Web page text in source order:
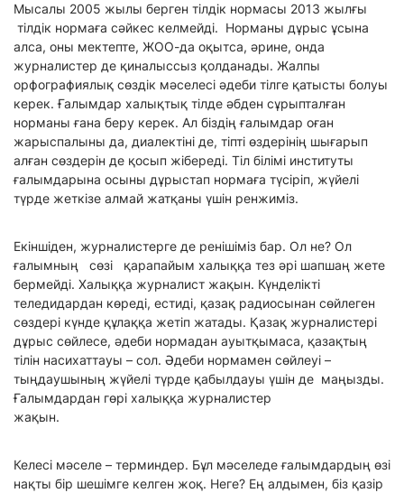
Мысалы 2005 жылы берген тілдік нормасы 2013 жылғы
тілдік нормаға сәйкес келмейді. Норманы дұрыс ұсына
алса, оны мектепте, ЖОО-да оқытса, әрине, онда
журналистер де қиналыссыз қолданады. Жалпы
орфографиялық сөздік мәселесі әдеби тілге қатысты болуы
керек. Ғалымдар халықтық тілде әбден сұрыпталған
норманы ғана беру керек. Ал біздің ғалымдар оған
жарыспалыны да, диалектіні де, тіпті өздерінің шығарып
алған сөздерін де қосып жібереді. Тіл білімі институты
ғалымдарына осыны дұрыстап нормаға түсіріп, жүйелі
түрде жеткізе алмай жатқаны үшін ренжиміз.
Екіншіден, журналистерге де ренішіміз бар. Ол не? Ол
ғалымның сөзі қарапайым халыққа тез әрі шапшаң жете
бермейді. Халыққа журналист жақын. Күнделікті
теледидардан көреді, естиді, қазақ радиосынан сөйлеген
сөздері күнде құлаққа жетіп жатады. Қазақ журналистері
дұрыс сөйлесе, әдеби нормадан ауытқымаса, қазақтың
тілін насихаттауы – сол. Әдеби нормамен сөйлеуі –
тыңдаушының жүйелі түрде қабылдауы үшін де маңызды.
Ғалымдардан гөрі халыққа журналистер
жақын.
Келесі мәселе – терминдер. Бұл мәселеде ғалымдардың өзі
нақты бір шешімге келген жоқ. Неге? Ең алдымен, біз қазір